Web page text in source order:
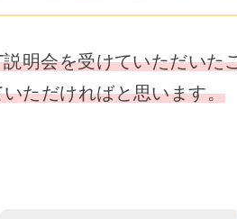
明会を受けていただいた
ただければと思います。